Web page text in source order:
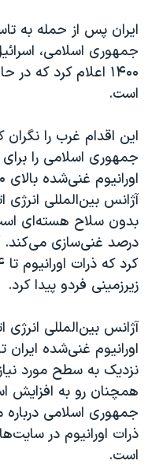
همایش محافظه‌کاران
صفحه‌های ویژه
ایران پس از حمله به
جمهوری اسلامی،
است.
این اقدام غرب را نگران
جمهوری اسلامی را
آژانس بین‌المللی انرژی
زیرزمینی فردو پیدا کرد.
آژانس بین‌المللی
نزدیک به سطح مورد
همچنان رو به افزایش
جمهوری اسلامی
ذرات اورانیوم در
است.